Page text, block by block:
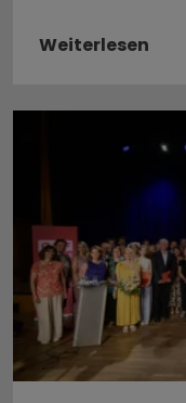
Weiterlesen